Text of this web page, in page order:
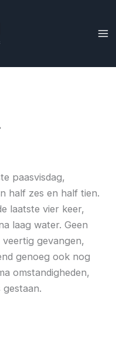
paasvisdag,
half zes en half tien.
laatste vier keer,
laag water. Geen
gevangen,
genoeg ook nog
omstandigheden,